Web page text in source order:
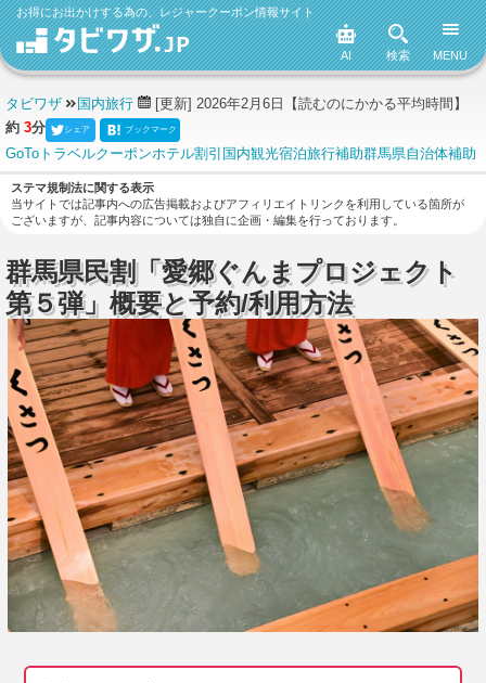
お得にお出かけする為の、レジャークーポン情報サイト
AI 検索 MENU
タビワザ 国内旅行 [更新] 2026年2月6日
【読むのにかかる平均時間】
約 3分 シェア ブックマーク
GoToトラベルクーポンホテル割引 国内観光宿泊旅行補助群馬県自治体補助
ステマ規制法に関する表示
当サイトでは記事内への広告掲載およびアフィリエイトリンクを利用している箇所が
ございますが、記事内容については独自に企画・編集を行っております。
群馬県民割「愛郷ぐんまプロジェクト
第５弾」概要と予約/利用方法